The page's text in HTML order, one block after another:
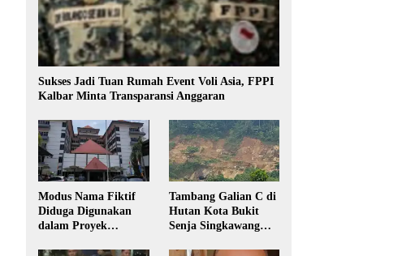
Sukses Jadi Tuan Rumah Event Voli Asia, FPPI
Kalbar Minta Transparansi Anggaran
Modus Nama Fiktif
Diduga Digunakan
dalam Proyek
Tambang Galian C di
Hutan Kota Bukit
Senja Singkawang